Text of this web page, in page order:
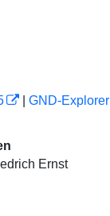
GND-Explorer
Ernst